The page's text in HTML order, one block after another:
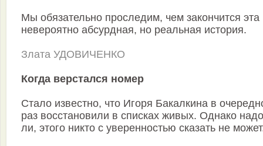
Мы обязательно проследим, чем закончится эта
невероятно абсурд­ная, но реальная история.
Злата УДОВИЧЕНКО
Когда верстался номер
Стало известно, что Игоря Бакалкина в
раз восстановили в списках живых. Однако
ли, этого никто с уверенностью сказать не